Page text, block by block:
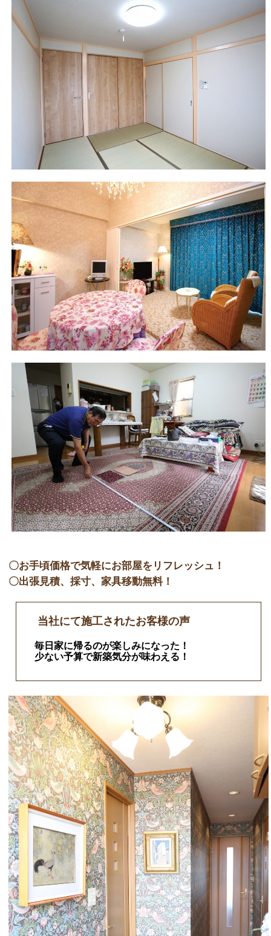
〇お手頃価格で気軽にお部屋をリフレッシュ！
〇出張見積、採寸、家具移動無料！
当社にて施工されたお客様の声
毎日家に帰るのが楽しみになった！
少ない予算で新築気分が味わえる！